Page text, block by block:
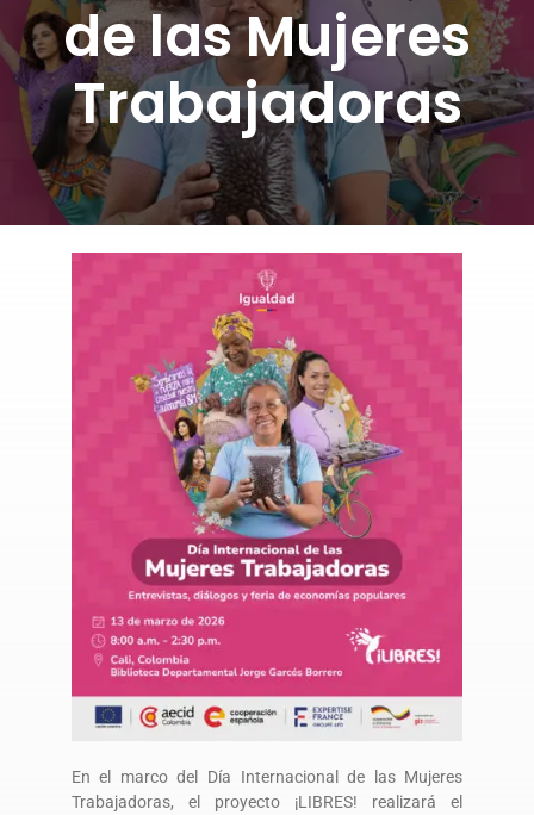
DONA AQUÍ
de las Mujeres
Trabajadoras
En el marco del Día Internacional de las Mujeres
Trabajadoras, el proyecto ¡LIBRES! realizará el